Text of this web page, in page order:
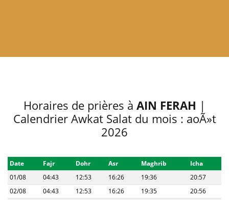
Horaires de prières à AIN FERAH |
Calendrier Awkat Salat du mois : aoÃ»t
2026
Date Fajr Dohr Asr Maghrib
Icha
01/08
04:43 12:53 16:26 19:36
20:57
02/08
04:43 12:53 16:26 19:35
20:56